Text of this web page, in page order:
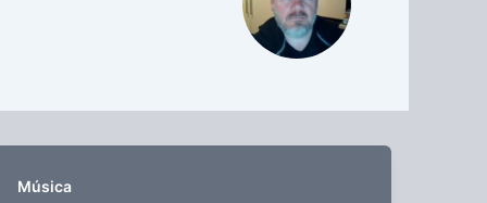
Música